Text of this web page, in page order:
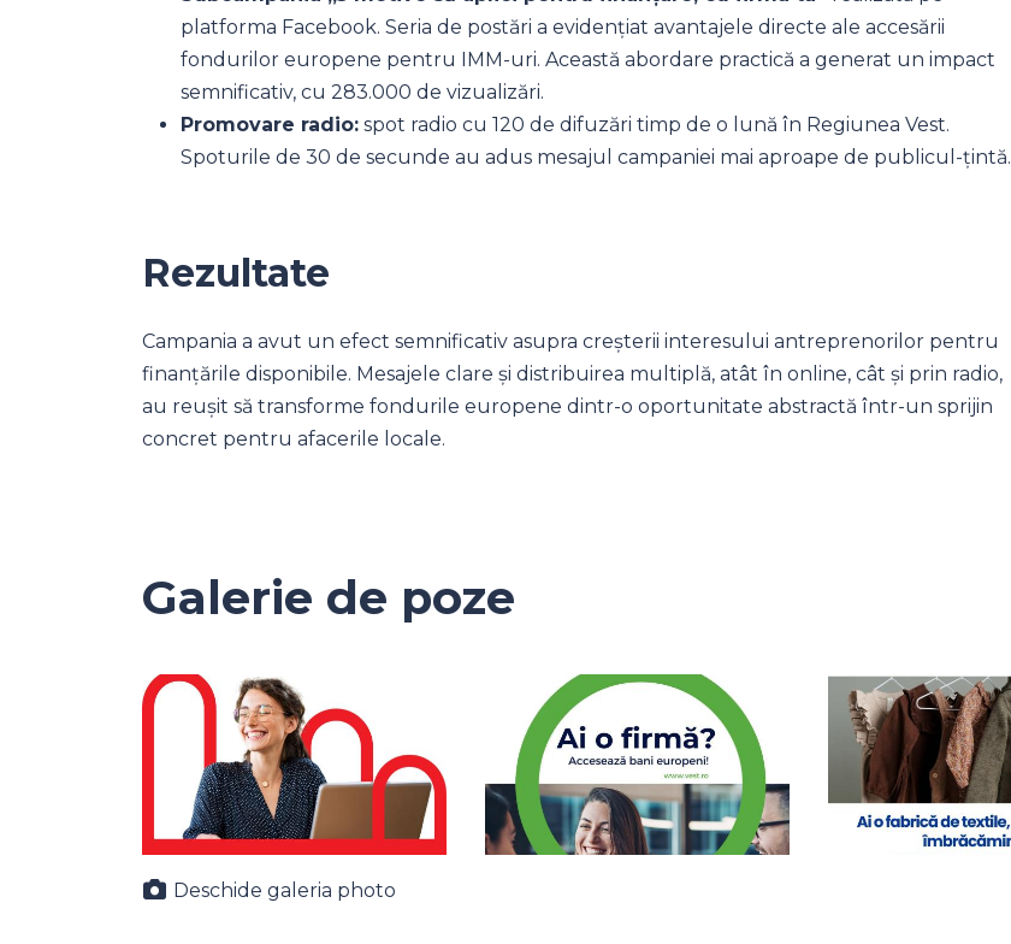
platforma Facebook. Seria de postări a evidențiat avantajele directe ale accesării
fondurilor europene pentru IMM-uri. Această abordare practică a generat un impact
semnificativ, cu 283.000 de vizualizări.
Promovare radio: spot radio cu 120 de difuzări timp de o lună în Regiunea Vest.
Spoturile de 30 de secunde au adus mesajul campaniei mai aproape de publicul-țintă.
Rezultate
Campania a avut un efect semnificativ asupra creșterii interesului antreprenorilor pentru
finanțările disponibile. Mesajele clare și distribuirea multiplă, atât în online, cât și prin radio,
au reușit să transforme fondurile europene dintr-o oportunitate abstractă într-un sprijin
concret pentru afacerile locale.
Galerie de poze
Deschide galeria photo